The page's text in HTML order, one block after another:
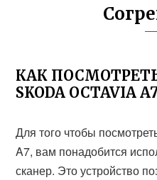
КАК
SKODA OCTAVIA
Для того чтобы
A7, вам понадобится
сканер. Это устройство